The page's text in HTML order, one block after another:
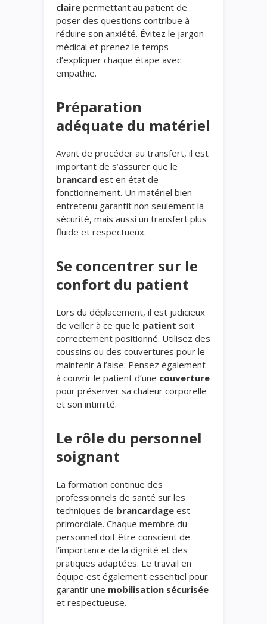
claire permettant au patient de
poser des questions contribue à
réduire son anxiété. Évitez le jargon
médical et prenez le temps
d’expliquer chaque étape avec
empathie.
Préparation
adéquate du matériel
Avant de procéder au transfert, il est
important de s’assurer que le
brancard est en état de
fonctionnement. Un matériel bien
entretenu garantit non seulement la
sécurité, mais aussi un transfert plus
fluide et respectueux.
Se concentrer sur le
confort du patient
Lors du déplacement, il est judicieux
de veiller à ce que le patient soit
correctement positionné. Utilisez des
coussins ou des couvertures pour le
maintenir à l’aise. Pensez également
à couvrir le patient d’une couverture
pour préserver sa chaleur corporelle
et son intimité.
Le rôle du personnel
soignant
La formation continue des
professionnels de santé sur les
techniques de brancardage est
primordiale. Chaque membre du
personnel doit être conscient de
l’importance de la dignité et des
pratiques adaptées. Le travail en
équipe est également essentiel pour
garantir une mobilisation sécurisée
et respectueuse.